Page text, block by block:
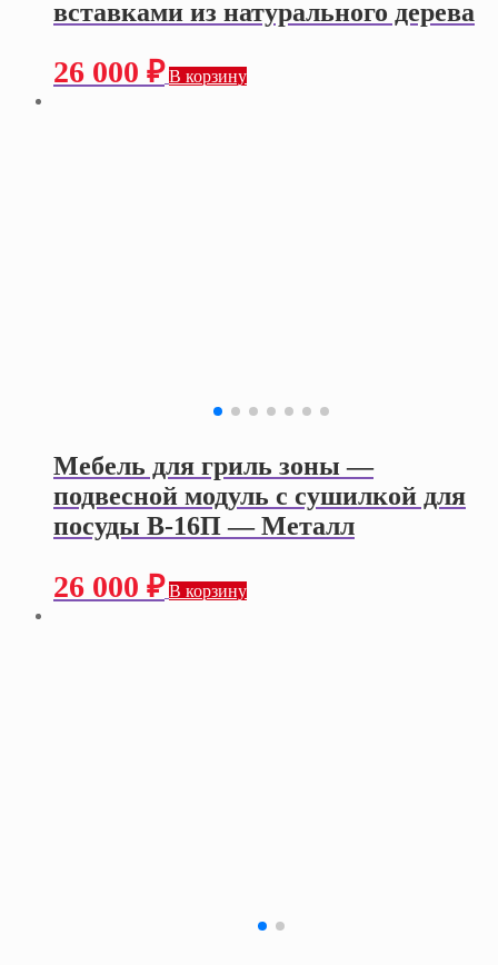
вставками из натурального дерева
26 000 ₽ В корзину
Мебель для гриль зоны —
подвесной модуль с сушилкой для
посуды В-16П — Металл
26 000 ₽ В корзину